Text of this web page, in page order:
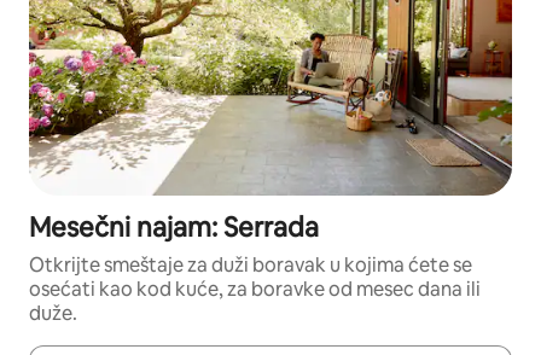
Mesečni najam: Serrada
Otkrijte smeštaje za duži boravak u kojima ćete se
osećati kao kod kuće, za boravke od mesec dana ili
duže.